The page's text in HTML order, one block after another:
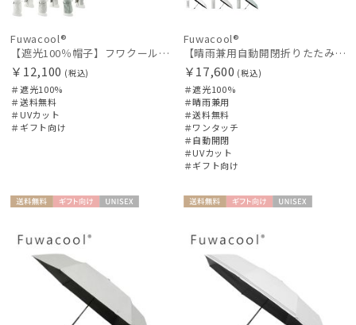
Fuwacool®
【遮光100％帽子】フワクール® (Fuwacool®) ネックカバーキャップ 遮光100 UV100 UPF50
￥12,100 (税込)
＃遮光100%
＃送料無料
＃UVカット
＃ギフト向け
Fuwacool®
【晴雨兼用自動開閉折りたたみ日傘】フワクール®（Fuwacool®）ワンポイントロゴ 遮光100 UV100 ワンタッチ開閉
￥17,600 (税込)
＃遮光100%
＃晴雨兼用
＃送料無料
＃ワンタッチ
＃自動開閉
＃UVカット
＃ギフト向け
料
料